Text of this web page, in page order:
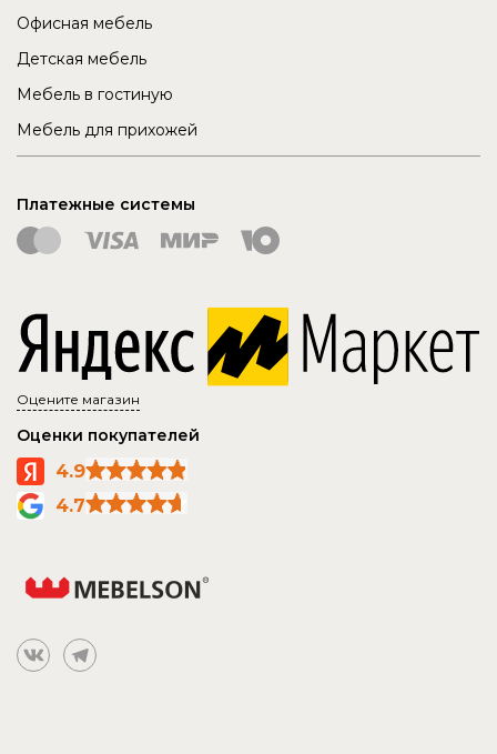
Офисная мебель
Детская мебель
Мебель в гостиную
Мебель для прихожей
Платежные системы
Оцените магазин
Оценки покупателей
4.9
4.7